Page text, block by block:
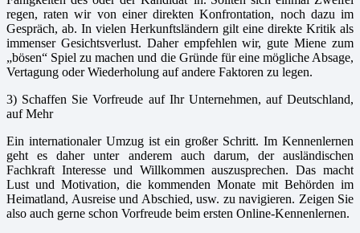
regen, raten wir von einer direkten Konfrontation, noch dazu im
Gespräch, ab. In vielen Herkunftsländern gilt eine direkte Kritik als
immenser Gesichtsverlust. Daher empfehlen wir, gute Miene zum
„bösen“ Spiel zu machen und die Gründe für eine mögliche Absage,
Vertagung oder Wiederholung auf andere Faktoren zu legen.
3) Schaffen Sie Vorfreude auf Ihr Unternehmen, auf Deutschland,
auf Mehr
Ein internationaler Umzug ist ein großer Schritt. Im Kennenlernen
geht es daher unter anderem auch darum, der ausländischen
Fachkraft Interesse und Willkommen auszusprechen. Das macht
Lust und Motivation, die kommenden Monate mit Behörden im
Heimatland, Ausreise und Abschied, usw. zu navigieren. Zeigen Sie
also auch gerne schon Vorfreude beim ersten Online-Kennenlernen.